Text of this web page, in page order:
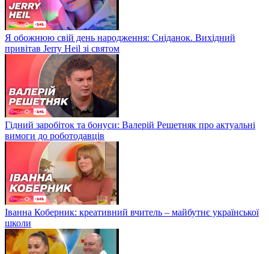
Я обожнюю свій день народження: Сніданок. Вихідний
привітав Jerry Heil зі святом
Гідний заробіток та бонуси: Валерій Решетняк про актуальні
вимоги до роботодавців
Іванна Коберник: креативний вчитель – майбутнє української
школи